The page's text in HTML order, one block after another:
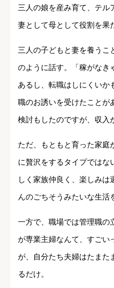
三人の娘を産み育て、テル
妻として母として役割を果
三人の子どもと妻を養うこ
のように話す。「稼がなき
あるし、転職はしにくいか
職のお誘いを受けたことが
検討もしたのですが、収入
ただ、もともと育った家庭
に贅沢をするタイプではな
しく家族仲良く、楽しみは
んのごちそうみたいな生活
一方で、職場では管理職の
が専業主婦なんて、すごい
が、自分たち夫婦はたまた
るだけ。